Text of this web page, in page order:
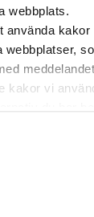
webbplats.
använda kakor
webbplatser,
kakor vi
i vår
vården
2Dietist
Hashimoto